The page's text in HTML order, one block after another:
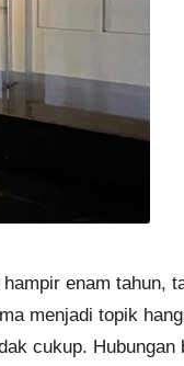
enam tahun,
menjadi topik
cukup. Hubungan